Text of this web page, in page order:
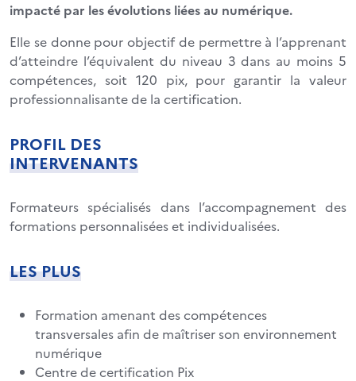
impacté par les évolutions liées au numérique.
Elle se donne pour objectif de permettre à l’apprenant
d’atteindre l’équivalent du niveau 3 dans au moins 5
compétences, soit 120 pix, pour garantir la valeur
professionnalisante de la certification.
PROFIL DES
INTERVENANTS
Formateurs spécialisés dans l’accompagnement des
formations personnalisées et individualisées.
LES PLUS
Formation amenant des compétences
transversales afin de maîtriser son environnement
numérique
Centre de certification Pix